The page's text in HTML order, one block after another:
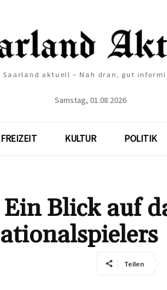
Saarland aktuell – Nah dran, gut
Samstag, 01.08.2026
FREIZEIT KULTUR POLITIK
Blick auf
Teilen